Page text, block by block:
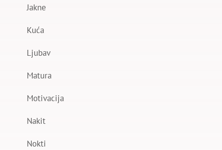
Jakne
Kuća
Ljubav
Matura
Motivacija
Nakit
Nokti